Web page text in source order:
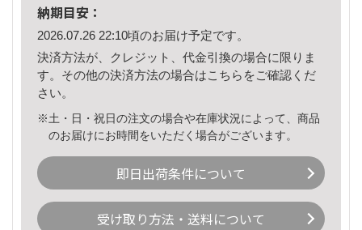
納期目安：
2026.07.26 22:10頃のお届け予定です。
決済方法が、クレジット、代金引換の場合に限りま
す。その他の決済方法の場合はこちら をご確認くだ
さい。
※土・日・祝日の注文の場合や在庫状況によって、商品
のお届けにお時間をいただく場合がございます。
即日出荷条件について
受け取り方法・送料について